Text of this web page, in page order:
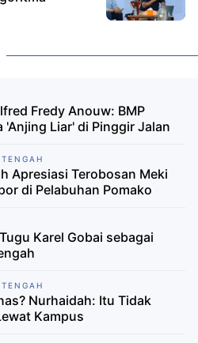
Fredy Anouw: BMP
'Anjing Liar' di Pinggir Jalan
Apresiasi Terobosan Meki
di Pelabuhan Pomako
Karel Gobai sebagai
Nurhaidah: Itu Tidak
Kampus